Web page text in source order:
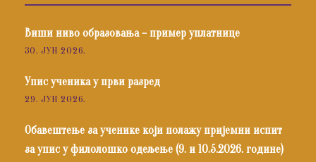
Виши ниво образовања – пример уплатнице
30. ЈУН 2026.
Упис ученика у први разред
29. ЈУН 2026.
Обавештење за ученике који полажу пријемни испит
за упис у филолошко одељење (9. и 10.5.2026. године)